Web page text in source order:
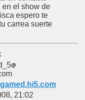
en el show de
espero te
carrea suerte
21:02